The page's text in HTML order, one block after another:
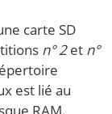
carte SD
n° 2et n°
est lié au